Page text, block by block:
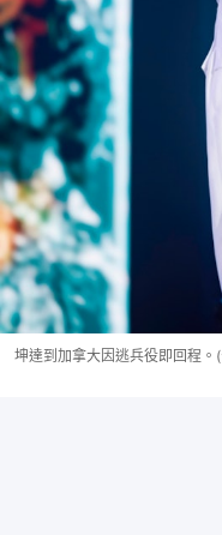
坤達到加拿大因逃兵役即回程。